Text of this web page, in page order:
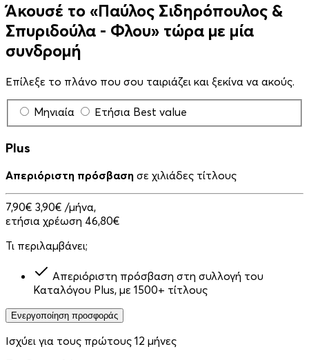
Άκουσέ το «Παύλος Σιδηρόπουλος &
Σπυριδούλα - Φλου» τώρα με μία
συνδρομή
Επίλεξε το πλάνο που σου ταιριάζει και ξεκίνα να ακούς.
Μηνιαία Ετήσια Best value
Plus
Απεριόριστη πρόσβαση σε χιλιάδες τίτλους
7,90€ 3,90€ /μήνα,
ετήσια χρέωση 46,80€
Τι περιλαμβάνει;
Απεριόριστη πρόσβαση στη συλλογή του
Καταλόγου Plus, με 1500+ τίτλους
Ενεργοποίηση προσφοράς
Ισχύει για τους πρώτους 12 μήνες